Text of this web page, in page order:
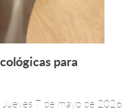
Leer más +
para
Jueves 7 de mayo de 2026